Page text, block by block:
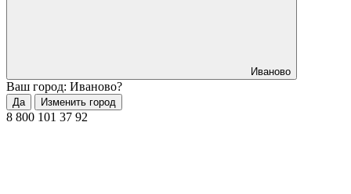
Иваново
Ваш город: Иваново?
Да Изменить город
8 800 101 37 92